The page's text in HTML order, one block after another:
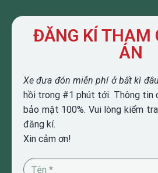
ĐĂNG KÍ THAM
ÁN
Xe đưa đón miễn phí ở bất kì
hồi trong #1 phút tới. Thông tin
bảo mật 100%. Vui lòng kiểm
đăng kí.
Xin cảm ơn!